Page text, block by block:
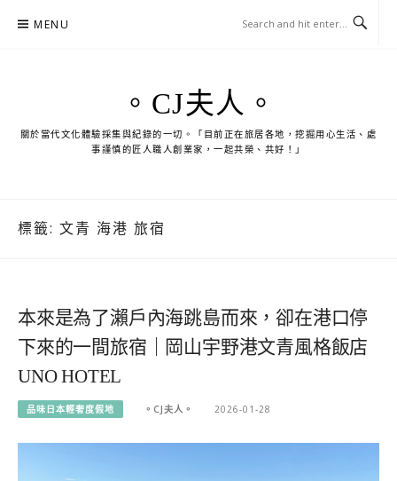
MENU
。CJ夫人。
關於當代文化體驗採集與紀錄的一切。「目前正在旅居各地，挖掘用心生活、處
事謹慎的匠人職人創業家，一起共榮、共好！」
標籤: 文青 海港 旅宿
本來是為了瀨戶內海跳島而來，卻在港口停
下來的一間旅宿｜岡山宇野港文青風格飯店
UNO HOTEL
品味日本輕奢度假地 。CJ夫人。 2026-01-28